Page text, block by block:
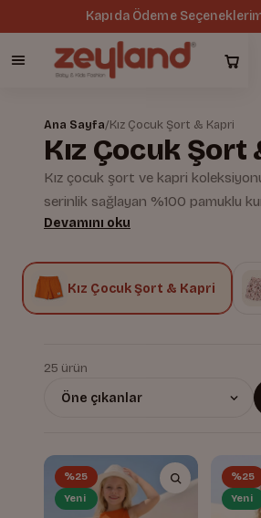
Tüm siparişlerde ücretsiz
Ana Sayfa/Kız Çocuk Şort & Kapri
Kız Çocuk Şort
Kız çocuk şort ve kapri
serinlik sağlayan %100 pamuklu
hazırlanır. Nefes alan yapısı ve
Zeyland'ın yerli üretimiyle
ve tatil kıyafeti olarak idealdir.
Devamını oku
Kız Çocuk Şort & Kapri
25 ürün
%25
Yeni
%25
Yeni